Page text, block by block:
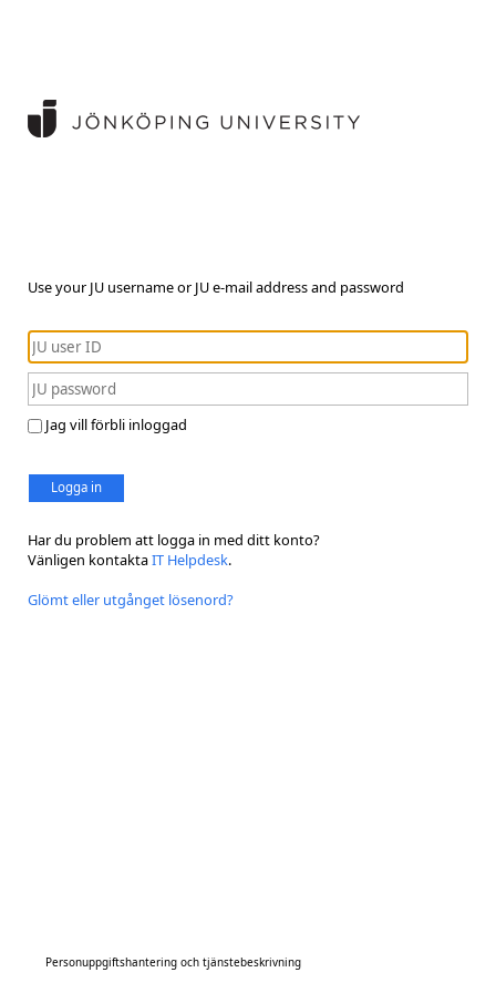
Use your JU username or JU e-mail address and password
Jag vill förbli inloggad
Logga in
Har du problem att logga in med ditt konto?
Vänligen kontaktaIT Helpdesk.
Glömt eller utgånget lösenord?
Personuppgiftshantering och tjänstebeskrivning